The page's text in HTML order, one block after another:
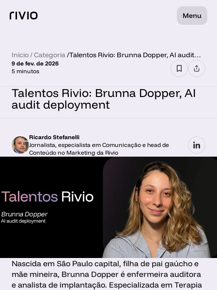
Menu
Início / Categoria /Talentos Rivio: Brunna Dopper, AI audit
Talentos Rivio: Brunna Dopper, AI
audit deployment
Ricardo Stefanelli
Jornalista, especialista em Comunicação e head de
Conteúdo no Marketing da Rivio
9 de fev. de 2026
5 minutos
Nascida em São Paulo capital, filha de pai gaúcho e
mãe mineira, Brunna Dopper é enfermeira auditora
e analista de implantação. Especializada em Terapia